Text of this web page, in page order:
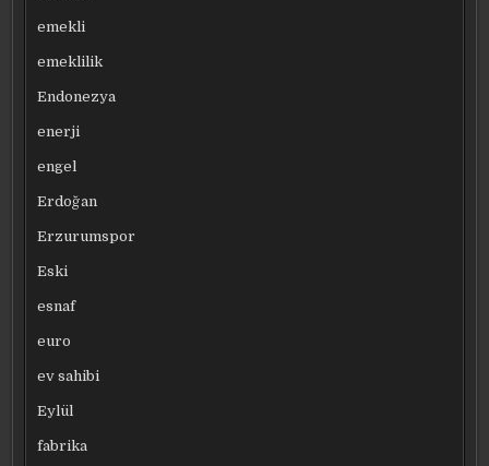
emekli
emeklilik
Endonezya
enerji
engel
Erdoğan
Erzurumspor
Eski
esnaf
euro
ev sahibi
Eylül
fabrika